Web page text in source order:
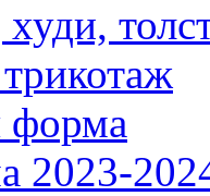
форма
2023-